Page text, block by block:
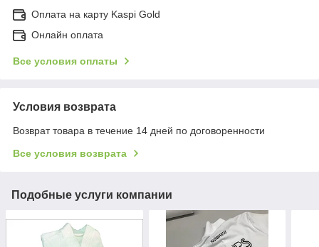
Оплата на карту Kaspi Gold
Онлайн оплата
Все условия оплаты
Условия возврата
Возврат товара в течение 14 дней по договоренности
Все условия возврата
Подобные услуги компании